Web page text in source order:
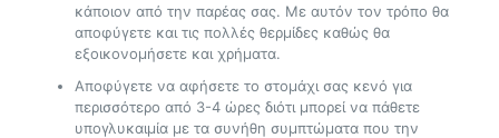
κάποιον από την παρέας σας. Με αυτόν τον τρόπο θα
αποφύγετε και τις πολλές θερμίδες καθώς θα
εξοικονομήσετε και χρήματα.
Αποφύγετε να αφήσετε το στομάχι σας κενό για
περισσότερο από 3-4 ώρες διότι μπορεί να πάθετε
υπογλυκαιμία με τα συνήθη συμπτώματα που την